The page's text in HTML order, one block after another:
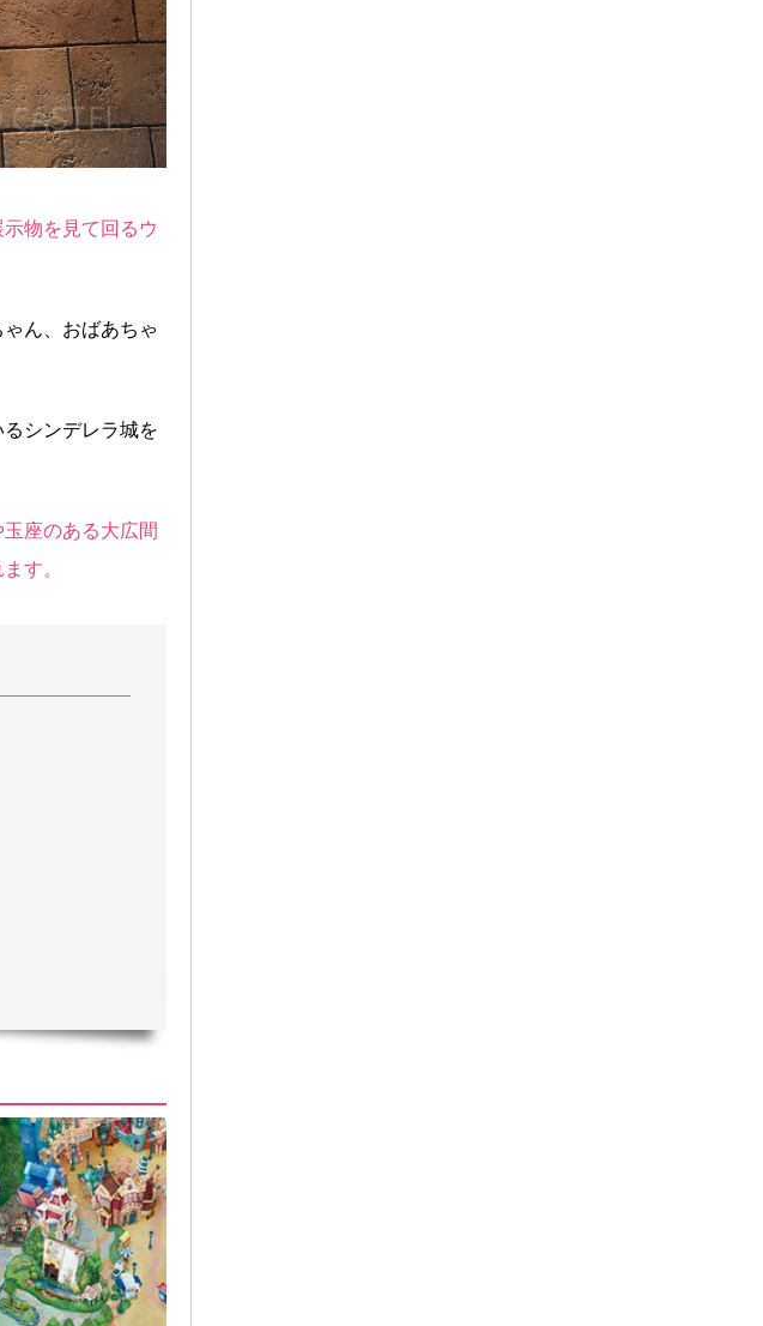
物を見て回るウ
ん、おばあちゃ
シンデレラ城を
座のある大広間
す。